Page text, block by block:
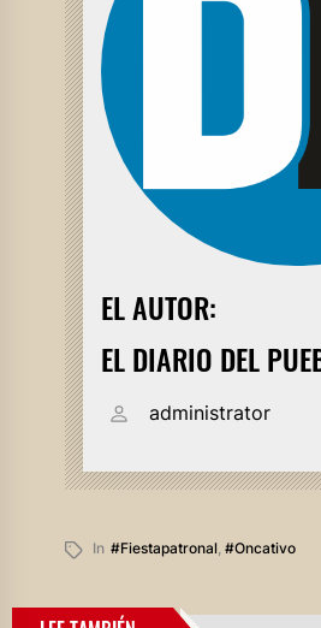
EL AUTOR:
EL DIARIO DEL
administrator
In #fiestapatronal, #oncativo